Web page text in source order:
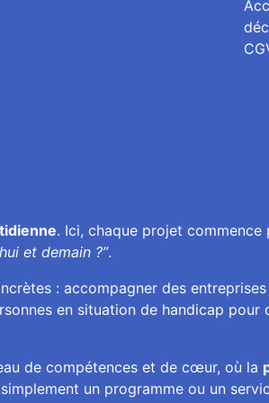
. Ici, chaque projet commence
et demain ?”.
: accompagner des
en situation de handicap pour
de compétences et de cœur, où la
un programme ou un